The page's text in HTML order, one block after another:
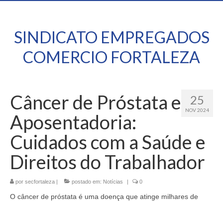
SINDICATO EMPREGADOS
COMERCIO FORTALEZA
25
NOV 2024
Câncer de Próstata e
Aposentadoria:
Cuidados com a Saúde e
Direitos do Trabalhador
por secfortaleza | postado em: Notícias | 0
O câncer de próstata é uma doença que atinge milhares de